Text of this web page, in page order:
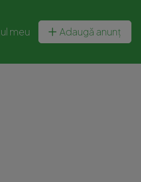
meu Adaugă anunț